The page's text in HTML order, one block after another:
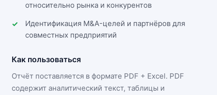
относительно рынка и конкурентов
Идентификация M&A-целей и партнёров для
совместных предприятий
Как пользоваться
Отчёт поставляется в формате PDF + Excel. PDF
содержит аналитический текст, таблицы и